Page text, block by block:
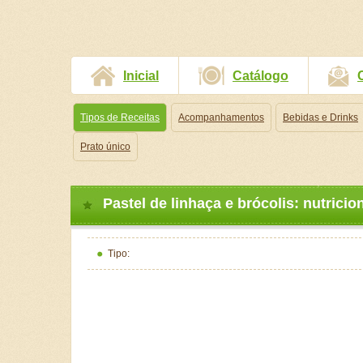
Inicial Catálogo
Tipos de Receitas Acompanhamentos Bebidas e Drinks
Prato único
Pastel de linhaça e brócolis:
Tipo: